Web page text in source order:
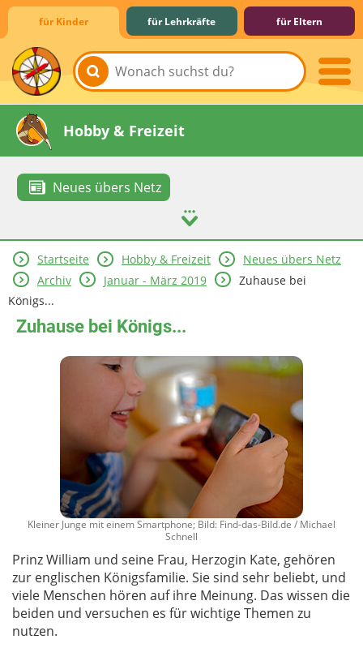
für Kinder für Lehrkräfte für Eltern
Lernen & Schule
Hobby & Freizeit
Neues übers Netz
Spiel & Spaß
Mitreden & Mitmachen
Startseite Hobby & Freizeit
Neues übers Netz
Archiv
Januar - März 2019
Zuhause bei
Königs...
Zuhause bei Königs...
Kleiner Junge mit einem Smartphone; Bild: Find-das-Bild.de / Michael
Schnell
Prinz William und seine Frau, Herzogin Kate, gehören
zur englischen Königsfamilie. Sie sind sehr beliebt, und
viele Menschen hören auf ihre Meinung. Das wissen die
beiden und versuchen es für wichtige Themen zu
nutzen.